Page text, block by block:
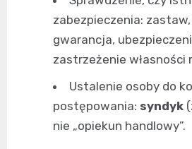
zabezpieczenia:
gwarancja,
zastrzeżenie własności
Ustalenie osoby do
postępowania: syndyk
nie „opiekun handlowy”.